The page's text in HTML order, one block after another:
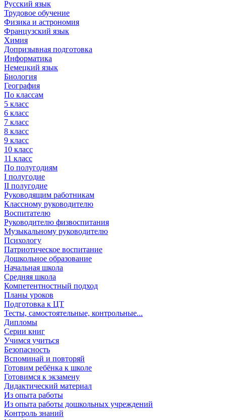
Русский язык
Трудовое обучение
Физика и астрономия
Французский язык
Химия
Допризывная подготовка
Информатика
Немецкий язык
Биология
География
По классам
5 класс
6 класс
7 класс
8 класс
9 класс
10 класс
11 класс
По полугодиям
I полугодие
II полугодие
Руководящим работникам
Классному руководителю
Воспитателю
Руководителю физвоспитания
Музыкальному руководителю
Психологу
Патриотическое воспитание
Дошкольное образование
Начальная школа
Средняя школа
Компетентностный подход
Планы уроков
Подготовка к ЦТ
Тесты, самостоятельные, контрольные...
Дипломы
Серии книг
Учимся учиться
Безопасность
Вспоминай и повторяй
Готовим ребёнка к школе
Готовимся к экзамену
Дидактический материал
Из опыта работы
Из опыта работы дошкольных учреждений
Контроль знаний